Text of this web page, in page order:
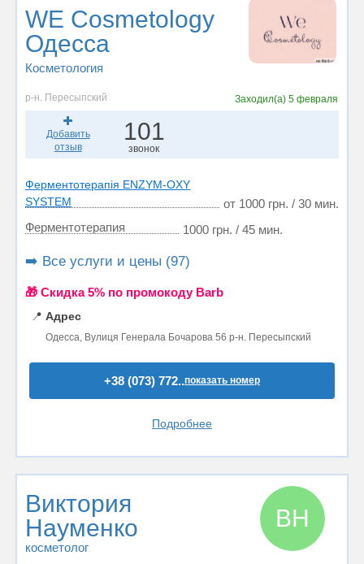
WE Cosmetology
Одесса
Косметология
р-н. Пересыпский Заходил(а)5 февраля
Добавить
отзыв
101
звонок
Ферментотерапія ENZYM-OXY
SYSTEM
от 1000 грн. / 30 мин.
Ферментотерапия
1000 грн. / 45 мин.
➡️ Все услуги и цены (97)
🎁 Cкидка 5% по промокоду Barb
📍 Адрес
Одесса, Вулиця Генерала Бочарова 56 р-н. Пересыпский
+38 (073) 772..показать номер
Подробнее
Виктория
Науменко
косметолог
ВН